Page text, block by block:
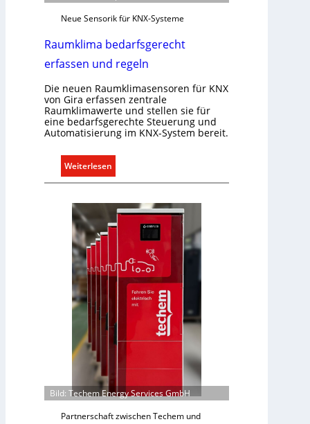
r
l
l
U
n
t
e
r
r
n
d
Neue Sensorik für KNX-Systeme
Raumklima bedarfsgerecht
erfassen und regeln
Die neuen Raumklimasensoren für KNX
von Gira erfassen zentrale
Raumklimawerte und stellen sie für
eine bedarfsgerechte Steuerung und
Automatisierung im KNX-System bereit.
Weiterlesen
R
u
m
i
m
e
f
s
g
Bild: Techem Energy Services GmbH
Partnerschaft zwischen Techem und